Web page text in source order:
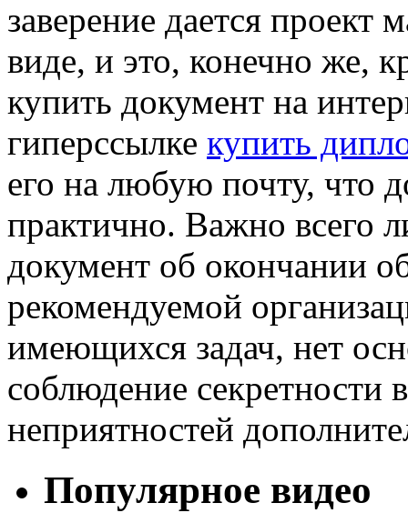
заверение дается проект
виде, и это, конечно же,
купить документ на
гиперссылке купить
его на любую почту, что
практично. Важно всего
документ об окончании
рекомендуемой
имеющихся задач, нет
соблюдение секретности
неприятностей
Популярное видео